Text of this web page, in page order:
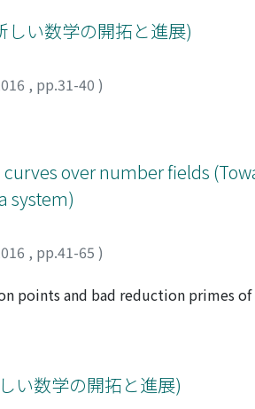
しい数学の開拓と進展)
, pp.31-40 )
over number fields
system)
, pp.41-65 )
points and bad reduction primes of
of a torsion points of E of
い数学の開拓と進展)